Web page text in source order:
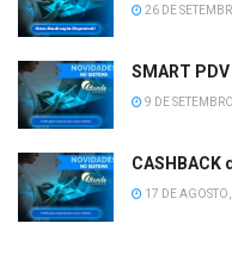
26 DE
SMART
9 DE
17 DE